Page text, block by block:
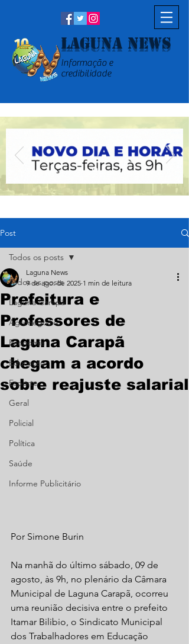
Laguna News
Informação e
credibilidade
Post
Todos os posts
Laguna Carapã
Agronegócio
Economia
Educação
Esporte
Geral
Policial
Política
Saúde
Informe Publicitário
Todos os posts
Prefeitura e
Professores de
Laguna Carapã
chegam a acordo
sobre reajuste salarial
Laguna News
9 de ago. de 2025 1 min de leitura
Por Simone Burin
Na manhã do último sábado, 09 de
agosto, às 9h, no plenário da Câmara
Municipal de Laguna Carapã, ocorreu
uma reunião decisiva entre o prefeito
Itamar Bilibio, o Sindicato Municipal
dos Trabalhadores em Educação